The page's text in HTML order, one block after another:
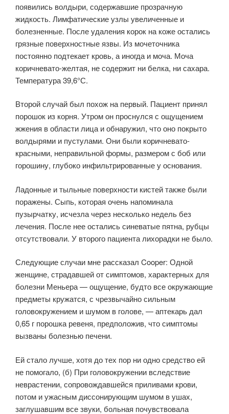
появились волдыри, содержавшие прозрачную
жидкость. Лимфатические узлы увеличенные и
болезненные. После удаления корок на коже остались
грязные поверхностные язвы. Из мочеточника
постоянно подтекает кровь, а иногда и моча. Моча
коричневато-желтая, не содержит ни белка, ни сахара.
Температура 39,6°С.
Второй случай был похож на первый. Пациент принял
порошок из корня. Утром он проснулся с ощущением
жжения в области лица и обнаружил, что оно покрыто
волдырями и пустулами. Они были коричневато-
красными, неправильной формы, размером с боб или
горошину, глубоко инфильтрированные у основания.
Ладонные и тыльные поверхности кистей также были
поражены. Сыпь, которая очень напоминала
пузырчатку, исчезла через несколько недель без
лечения. После нее остались синеватые пятна, рубцы
отсутствовали. У второго пациента лихорадки не было.
Следующие случаи мне рассказал Cooper: Одной
женщине, страдавшей от симптомов, характерных для
болезни Меньера — ощущение, будто все окружающие
предметы кружатся, с чрезвычайно сильным
головокружением и шумом в голове, — аптекарь дал
0,65 г порошка ревеня, предположив, что симптомы
вызваны болезнью печени.
Ей стало лучше, хотя до тех пор ни одно средство ей
не помогало, (б) При головокружении вследствие
неврастении, сопровождавшейся приливами крови,
потом и ужасным диссонирующим шумом в ушах,
заглушавшим все звуки, больная почувствовала